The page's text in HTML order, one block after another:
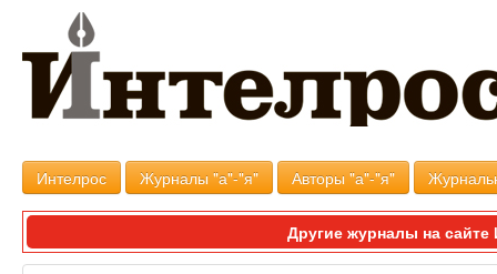
Интелрос Журналы "а"-"я" Авторы "а"-"я"
Другие журналы на